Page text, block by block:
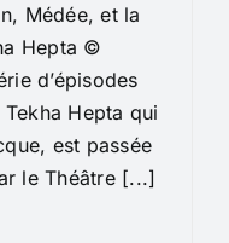
Médée, et la
Hepta ©
d’épisodes
Hepta qui
est passée
le Théâtre [...]